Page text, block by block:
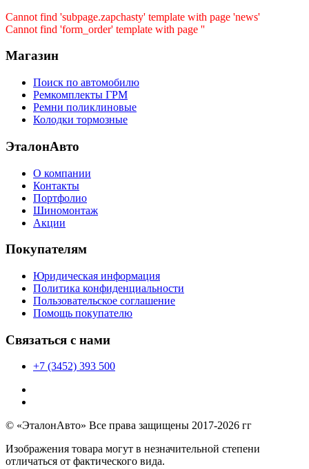
Cannot find 'subpage.zapchasty' template with page 'news'
Cannot find 'form_order' template with page ''
Магазин
Поиск по автомобилю
Ремкомплекты ГРМ
Ремни поликлиновые
Колодки тормозные
ЭталонАвто
О компании
Контакты
Портфолио
Шиномонтаж
Акции
Покупателям
Юридическая информация
Политика конфиденциальности
Пользовательское соглашение
Помощь покупателю
Связаться с нами
+7 (3452) 393 500
© «ЭталонАвто» Все права защищены 2017-2026 гг
Изображения товара могут в незначительной степени
отличаться от фактического вида.